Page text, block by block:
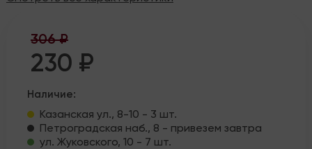
306 ₽
230 ₽
Наличие:
Казанская ул., 8-10 - 3 шт.
Петроградская наб., 8 - привезем завтра
ул. Жуковского, 10 - 7 шт.